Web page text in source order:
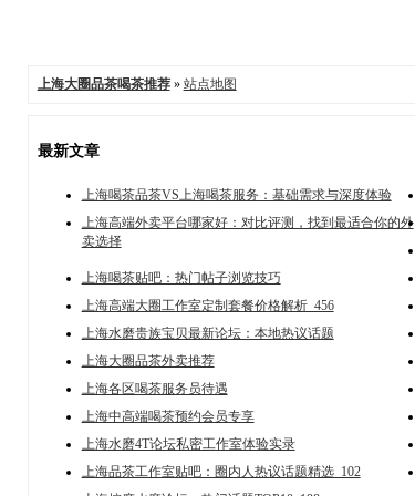
上海大圈品茶喝茶推荐» 站点地图
最新文章
上海喝茶品茶VS上海喝茶服务：基础需求与深度体验
上海高端外卖平台哪家好：对比评测，找到最适合你的外
卖选择
上海喝茶贴吧：热门帖子浏览技巧
上海高端大圈工作室定制套餐价格解析_456
上海水磨贵族宝贝最新论坛：本地热议话题
上海大圈品茶外卖推荐
上海各区喝茶服务员待遇
上海中高端喝茶预约会员专享
上海水磨4T论坛私密工作室体验实录
上海品茶工作室贴吧：圈内人热议话题精选_102